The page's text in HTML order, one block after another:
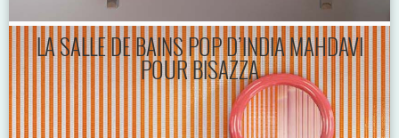
LA SALLE DE BAINS POP D’INDIA MAHDAVI
POUR BISAZZA